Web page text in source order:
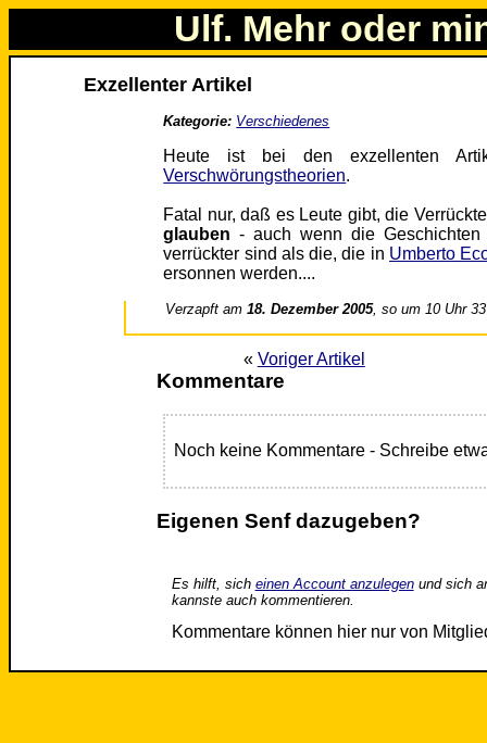
Ulf. Mehr oder
Exzellenter Artikel
Kategorie: Verschiedenes
Heute ist bei den exzellenten
Verschwörungstheorien.
Fatal nur, daß es Leute gibt, die
glauben - auch wenn die
verrückter sind als die, die in Umberto
ersonnen werden....
Verzapft am18. Dezember 2005, so um 10 Uhr 33
« Voriger Artikel
Kommentare
Noch keine Kommentare - Schreibe
Eigenen Senf dazugeben?
Es hilft, sich einen Account anzulegenund sich
kannste auch kommentieren.
Kommentare können hier nur von